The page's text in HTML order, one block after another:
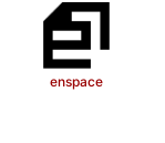
enspace